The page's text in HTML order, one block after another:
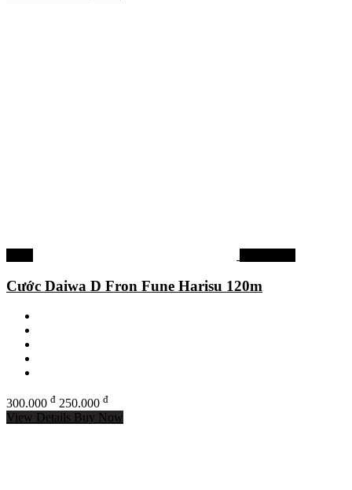
Cước Daiwa D Fron Fune Harisu 120m
300.000 đ 250.000 đ
View Details Buy Now